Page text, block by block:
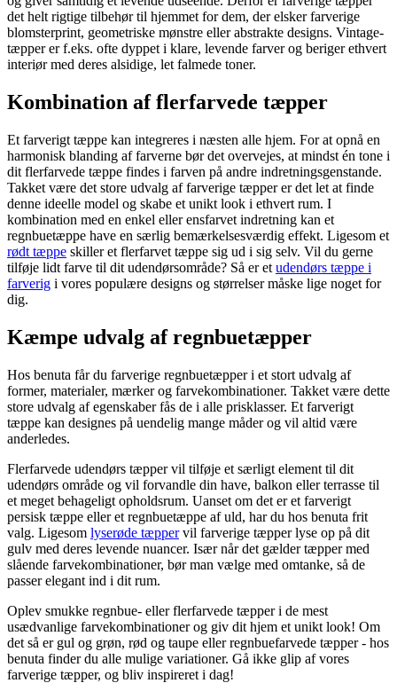
det helt rigtige tilbehør til hjemmet for dem, der elsker farverige
blomsterprint, geometriske mønstre eller abstrakte designs. Vintage-
tæpper er f.eks. ofte dyppet i klare, levende farver og beriger ethvert
interiør med deres alsidige, let falmede toner.
Kombination af flerfarvede tæpper
Et farverigt tæppe kan integreres i næsten alle hjem. For at opnå en
harmonisk blanding af farverne bør det overvejes, at mindst én tone i
dit flerfarvede tæppe findes i farven på andre indretningsgenstande.
Takket være det store udvalg af farverige tæpper er det let at finde
denne ideelle model og skabe et unikt look i ethvert rum. I
kombination med en enkel eller ensfarvet indretning kan et
regnbuetæppe have en særlig bemærkelsesværdig effekt. Ligesom et
rødt tæppe skiller et flerfarvet tæppe sig ud i sig selv. Vil du gerne
tilføje lidt farve til dit udendørsområde? Så er et udendørs tæppe i
farverig i vores populære designs og størrelser måske lige noget for
dig.
Kæmpe udvalg af regnbuetæpper
Hos benuta får du farverige regnbuetæpper i et stort udvalg af
former, materialer, mærker og farvekombinationer. Takket være dette
store udvalg af egenskaber fås de i alle prisklasser. Et farverigt
tæppe kan designes på uendelig mange måder og vil altid være
anderledes.
Flerfarvede udendørs tæpper vil tilføje et særligt element til dit
udendørs område og vil forvandle din have, balkon eller terrasse til
et meget behageligt opholdsrum. Uanset om det er et farverigt
persisk tæppe eller et regnbuetæppe af uld, har du hos benuta frit
valg. Ligesom lyserøde tæppervil farverige tæpper lyse op på dit
gulv med deres levende nuancer. Især når det gælder tæpper med
slående farvekombinationer, bør man vælge med omtanke, så de
passer elegant ind i dit rum.
Oplev smukke regnbue- eller flerfarvede tæpper i de mest
usædvanlige farvekombinationer og giv dit hjem et unikt look! Om
det så er gul og grøn, rød og taupe eller regnbuefarvede tæpper - hos
benuta finder du alle mulige variationer. Gå ikke glip af vores
farverige tæpper, og bliv inspireret i dag!